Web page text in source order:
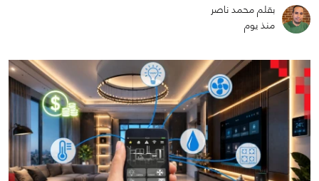
بقلم محمد ناصر
منذ يوم